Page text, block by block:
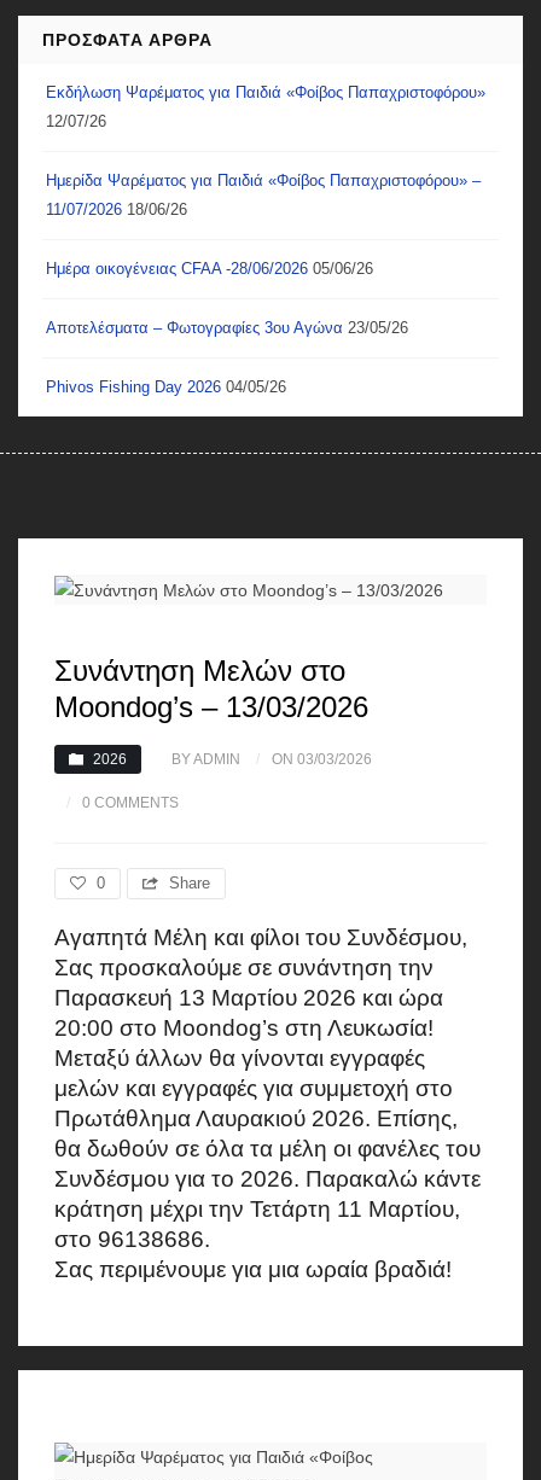
ΠΡΌΣΦΑΤΑ ΆΡΘΡΑ
Εκδήλωση Ψαρέματος για Παιδιά «Φοίβος Παπαχριστοφόρου»
12/07/26
Ημερίδα Ψαρέματος για Παιδιά «Φοίβος Παπαχριστοφόρου» –
11/07/2026 18/06/26
Ημέρα οικογένειας CFAA -28/06/2026 05/06/26
Αποτελέσματα – Φωτογραφίες 3ου Αγώνα 23/05/26
Phivos Fishing Day 2026 04/05/26
Συνάντηση Μελών στο
Moondog’s – 13/03/2026
2026 BY ADMIN ON 03/03/2026
0 COMMENTS
0 Share
Αγαπητά Mέλη και φίλοι του Συνδέσμου,
Σας προσκαλούμε σε συνάντηση την
Παρασκευή 13 Μαρτίου 2026 και ώρα
20:00 στο Moondog’s στη Λευκωσία!
Μεταξύ άλλων θα γίνονται εγγραφές
μελών και εγγραφές για συμμετοχή στο
Πρωτάθλημα Λαυρακιού 2026. Επίσης,
θα δωθούν σε όλα τα μέλη οι φανέλες του
Συνδέσμου για το 2026. Παρακαλώ κάντε
κράτηση μέχρι την Τετάρτη 11 Μαρτίου,
στο 96138686.
Σας περιμένουμε για μια ωραία βραδιά!